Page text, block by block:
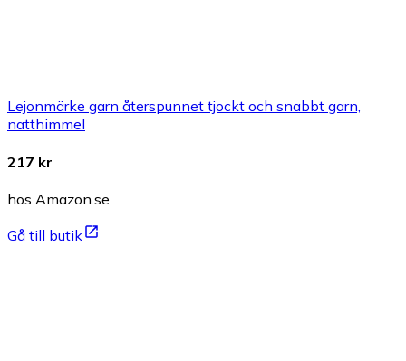
Lejonmärke garn återspunnet tjockt och snabbt garn,
natthimmel
217 kr
hos Amazon.se
Gå till butik